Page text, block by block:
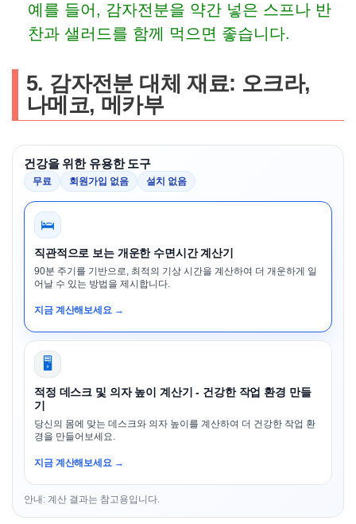
예를 들어, 감자전분을 약간 넣은 스프나 반
찬과 샐러드를 함께 먹으면 좋습니다.
5. 감자전분 대체 재료: 오크라,
나메코, 메카부
건강을 위한 유용한 도구
무료 회원가입 없음 설치 없음
🛌
직관적으로 보는 개운한 수면시간 계산기
90분 주기를 기반으로, 최적의 기상 시간을 계산하여 더 개운하게 일
어날 수 있는 방법을 제시합니다.
지금 계산해보세요 →
🖥️
적정 데스크 및 의자 높이 계산기 - 건강한 작업 환경 만들
기
당신의 몸에 맞는 데스크와 의자 높이를 계산하여 더 건강한 작업 환
경을 만들어보세요.
지금 계산해보세요 →
안내: 계산 결과는 참고용입니다.